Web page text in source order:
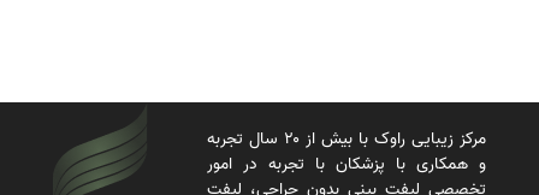
مرکز زیبایی راوک با بیش از ۲۰ سال تجربه
و همکاری با پزشکان با تجربه در امور